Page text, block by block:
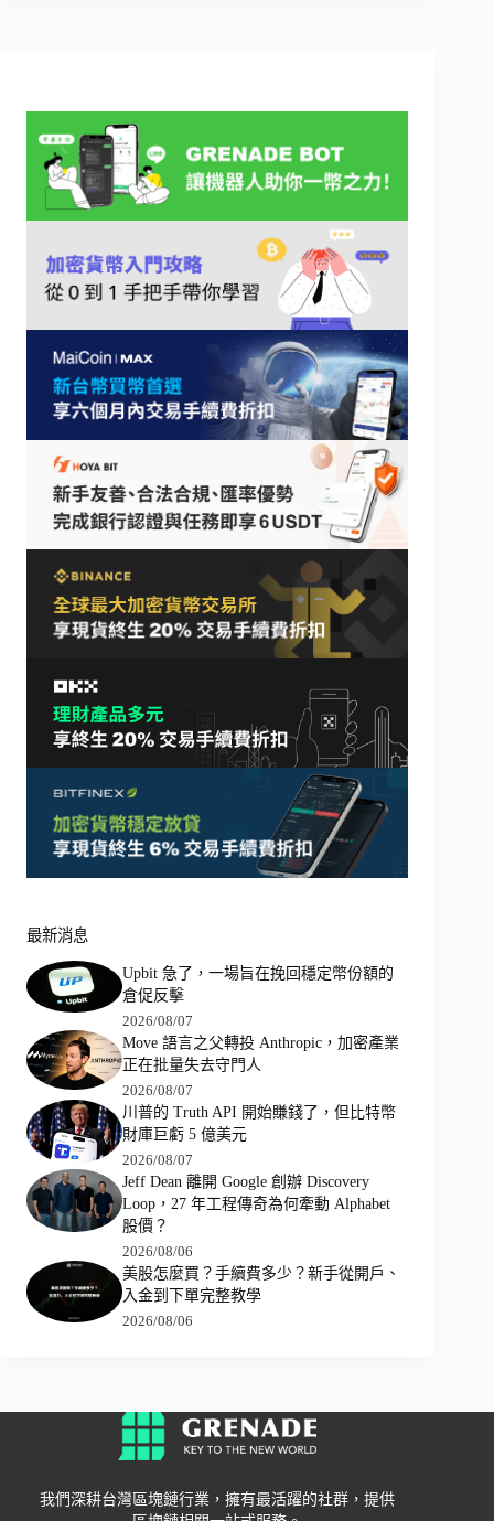
最新消息
Upbit 急了，一場旨在挽回穩定幣份額的
倉促反擊
2026/08/07
Move 語言之父轉投 Anthropic，加密產業
正在批量失去守門人
2026/08/07
川普的 Truth API 開始賺錢了，但比特幣
財庫巨虧 5 億美元
2026/08/07
Jeff Dean 離開 Google 創辦 Discovery
Loop，27 年工程傳奇為何牽動 Alphabet
股價？
2026/08/06
美股怎麼買？手續費多少？新手從開戶、
入金到下單完整教學
2026/08/06
我們深耕台灣區塊鏈行業，擁有最活躍的社群，提供